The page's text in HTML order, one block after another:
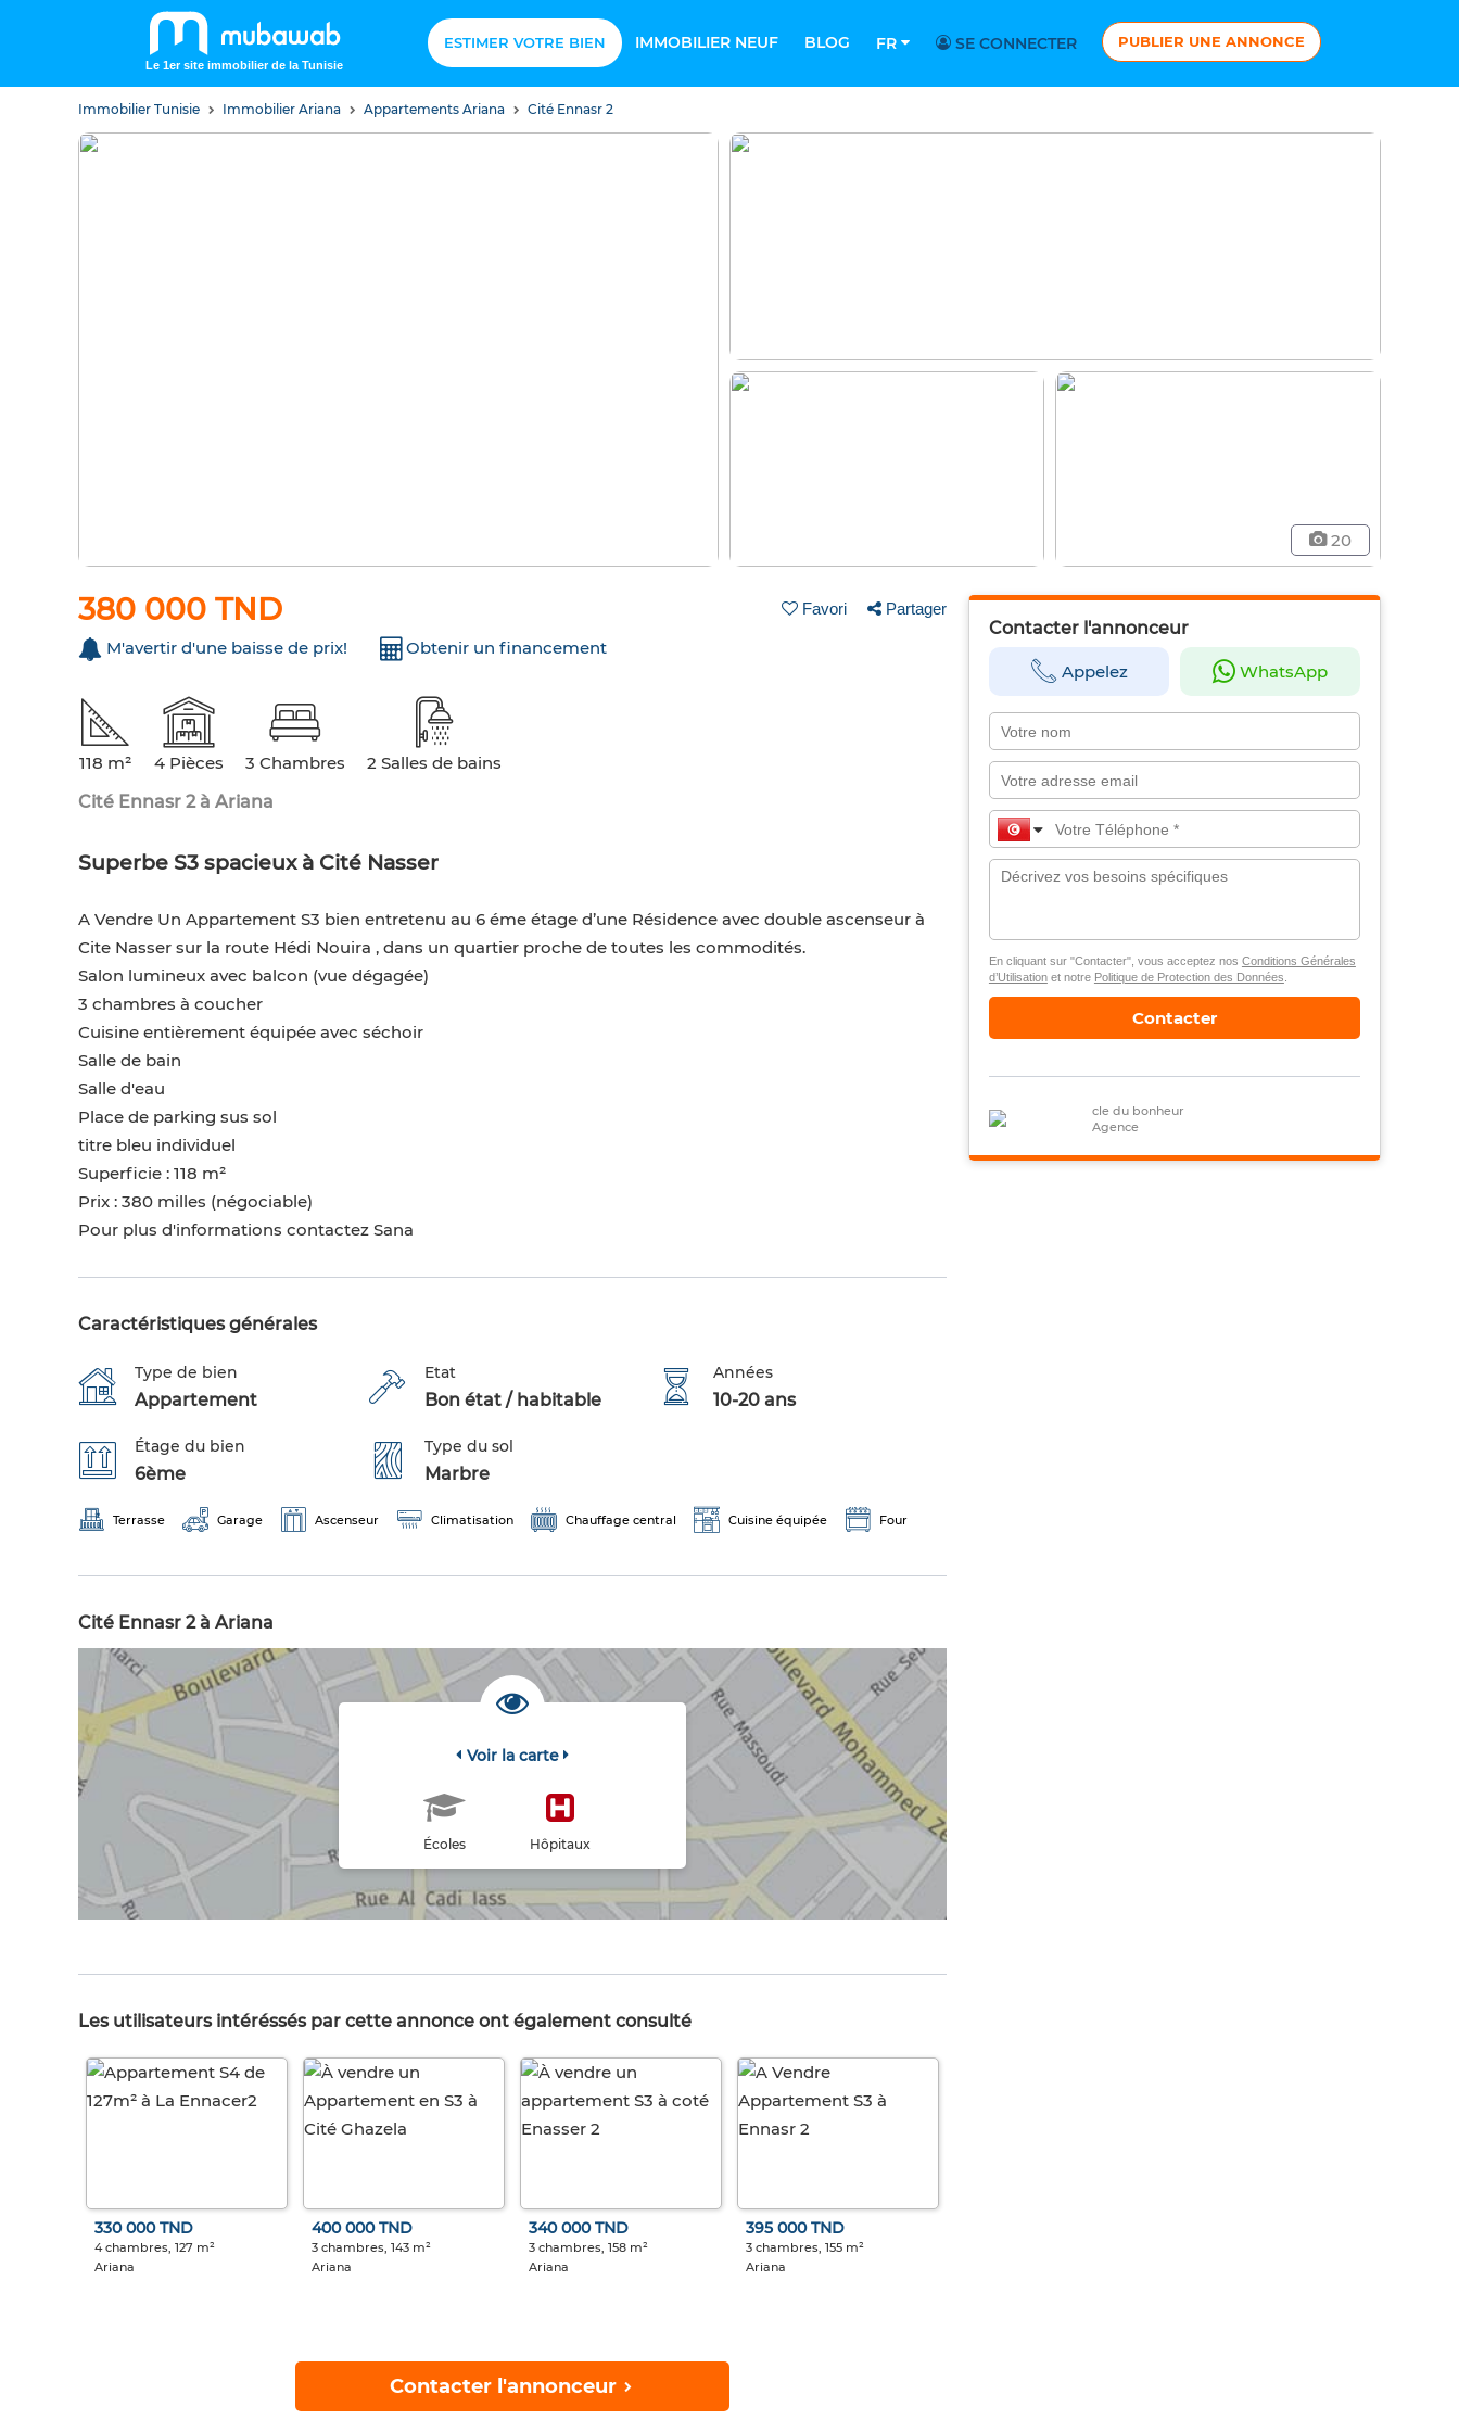
Le 1er site immobilier de la Tunisie
ESTIMER VOTRE BIEN IMMOBILIER NEUF BLOG FR SE CONNECTER PUBLIER UNE ANNONCE
Immobilier Tunisie Immobilier Ariana Appartements Ariana Cité Ennasr 2
20
380 000 TND Favori Partager
M'avertir d'une baisse de prix! Obtenir un financement
118 m² 4 Pièces 3 Chambres
2 Salles de bains
Cité Ennasr 2 à Ariana
Superbe S3 spacieux à Cité Nasser
A Vendre Un Appartement S3 bien entretenu au 6 éme étage d’une Résidence avec double ascenseur à
Cite Nasser sur la route Hédi Nouira , dans un quartier proche de toutes les commodités.
Salon lumineux avec balcon (vue dégagée)
3 chambres à coucher
Cuisine entièrement équipée avec séchoir
Salle de bain
Salle d'eau
Place de parking sus sol
titre bleu individuel
Superficie : 118 m²
Prix : 380 milles (négociable)
Pour plus d'informations contactez Sana
Caractéristiques générales
Type de bien
Appartement
Etat
Bon état / habitable
Années
10-20 ans
Étage du bien
6ème
Type du sol
Marbre
Terrasse Garage Ascenseur Climatisation Chauffage central Cuisine équipée Four
Cité Ennasr 2 à Ariana
Voir la carte
Écoles Hôpitaux
Les utilisateurs intéréssés par cette annonce ont également consulté
330 000 TND
4 chambres, 127 m²
Ariana
400 000 TND
3 chambres, 143 m²
Ariana
340 000 TND
3 chambres, 158 m²
Ariana
395 000 TND
3 chambres, 155 m²
Ariana
Contacter l'annonceur
Contacter l'annonceur
Appelez WhatsApp
En cliquant sur "Contacter", vous acceptez nos Conditions Générales
d’Utilisationet notre Politique de Protection des Données
Contacter
cle du bonheur
Agence